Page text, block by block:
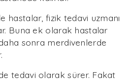
hastalar, fizik tedavi uzmanı
Buna ek olarak hastalar
sonra merdivenlerde
tedavi olarak sürer. Fakat